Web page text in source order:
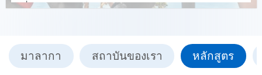
เพื่อนใหม่ และวลีภาษาใหม่
มาลากา สถาบันของเรา หลักสูตร